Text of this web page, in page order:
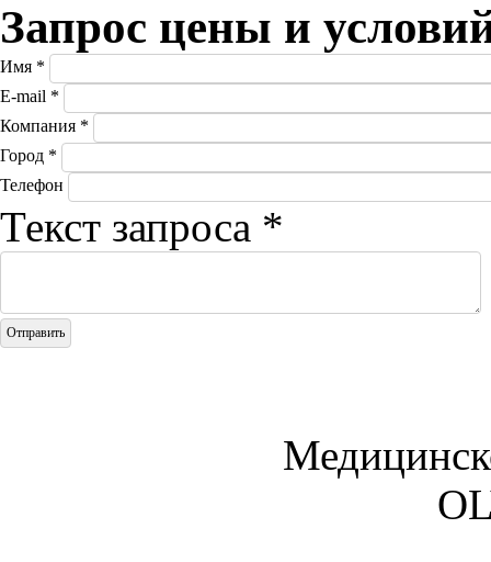
Запрос цены и
Имя *
E-mail *
Компания *
Город *
Телефон
Текст запроса *